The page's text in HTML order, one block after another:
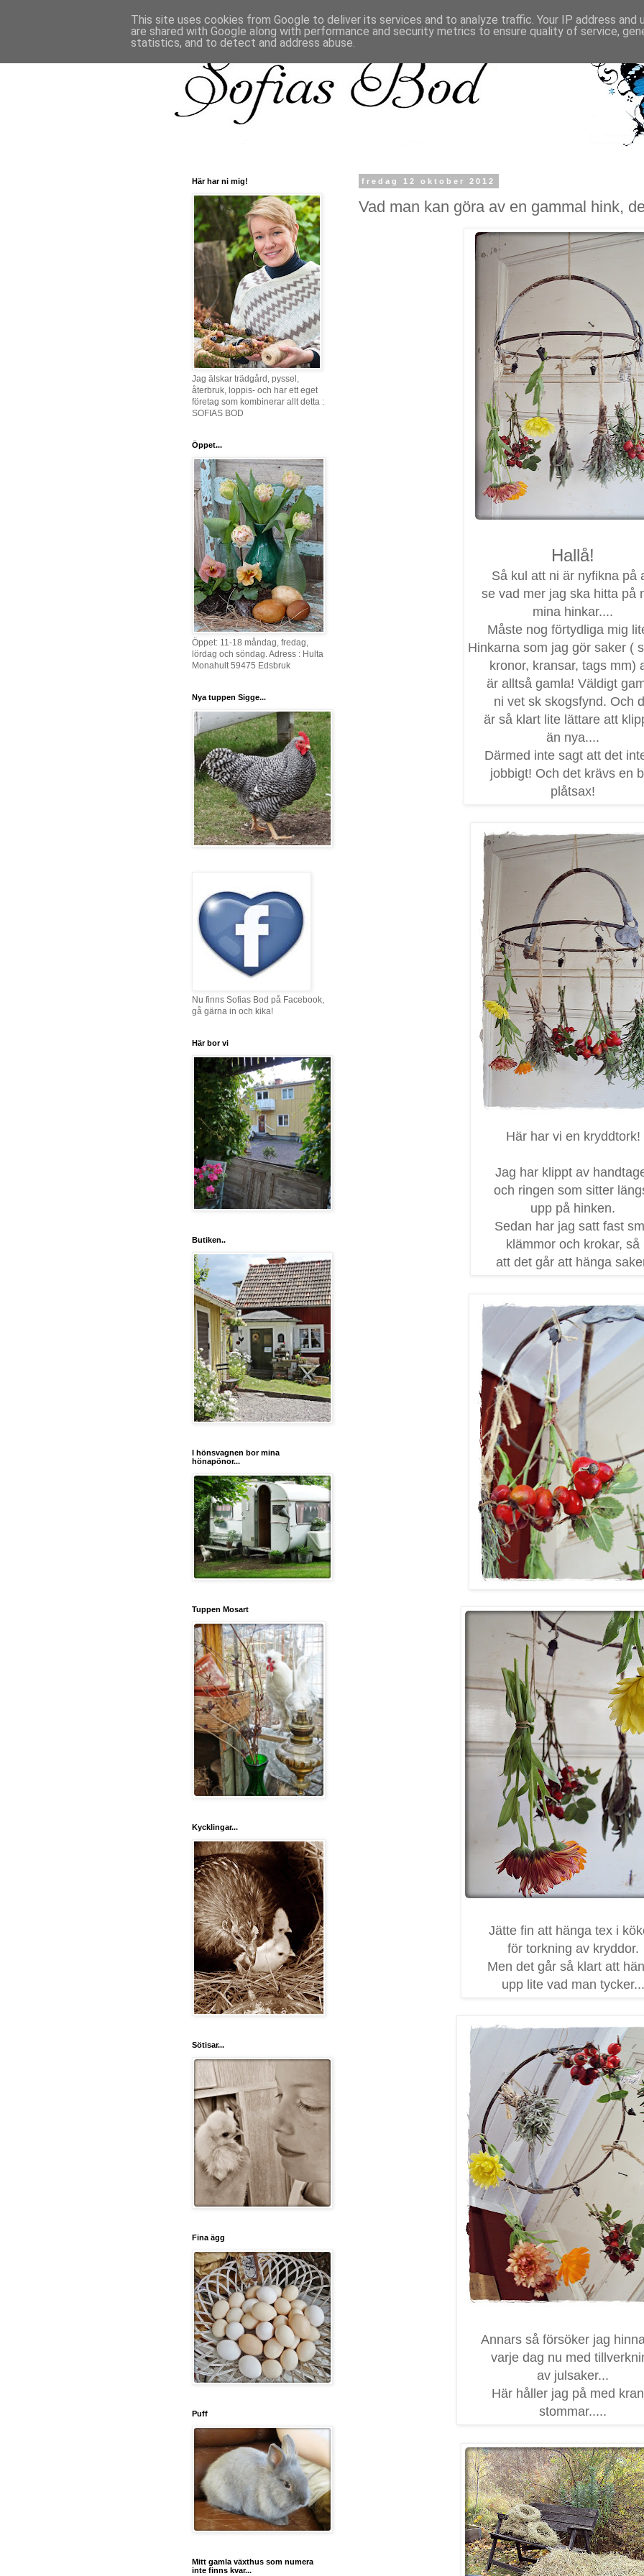
fredag 12 oktober 2012
Vad man kan göra av en gammal hink,
Hallå!
Så kul att ni är nyfikna på
se vad mer jag ska hitta på
mina hinkar....
Måste nog förtydliga mig
Hinkarna som jag gör saker (
kronor, kransar, tags mm)
är alltså gamla! Väldigt
ni vet sk skogsfynd. Och
är så klart lite lättare att
än nya....
Därmed inte sagt att det
jobbigt! Och det krävs en
plåtsax!
Här har vi en kryddtork!
Jag har klippt av
och ringen som sitter
upp på hinken.
Sedan har jag satt fast
klämmor och krokar, så
att det går att hänga
Jätte fin att hänga tex i
för torkning av kryddor.
Men det går så klart att
upp lite vad man tycker...
Annars så försöker jag
varje dag nu med
av julsaker...
Här håller jag på med
stommar.....
Här har ni mig!
Jag älskar trädgård, pyssel,
återbruk, loppis- och har ett eget
företag som kombinerar allt detta :
SOFIAS BOD
Öppet...
Öppet: 11-18 måndag, fredag,
lördag och söndag. Adress : Hulta
Monahult 59475 Edsbruk
Nya tuppen Sigge...
Nu finns Sofias Bod på Facebook,
gå gärna in och kika!
Här bor vi
Butiken..
I hönsvagnen bor mina
hönapönor...
Tuppen Mosart
Kycklingar...
Sötisar...
Fina ägg
Puff
Mitt gamla växthus som numera
inte finns kvar...
This site uses cookies from Google to deliver its services and to analyze traffic. Your IP address and
are shared with Google along with performance and security metrics to ensure quality of service,
statistics, and to detect and address abuse.